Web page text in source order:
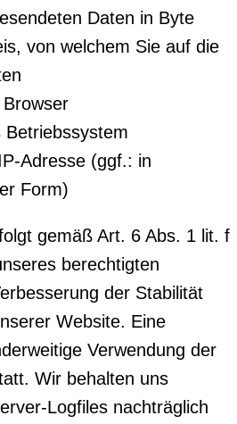
Daten in Byte
von welchem Sie auf die
Betriebssystem
Adresse (ggf.: in
Form)
gemäß Art. 6 Abs. 1 lit. f
berechtigten
der Stabilität
Website. Eine
Verwendung der
Wir behalten uns
Logfiles nachträglich